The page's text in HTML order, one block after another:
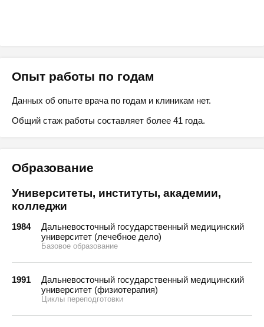
Опыт работы по годам
Данных об опыте врача по годам и клиникам нет.
Общий стаж работы составляет более 41 года.
Образование
Университеты, институты, академии,
колледжи
1984
Дальневосточный государственный медицинский
университет (лечебное дело)
Базовое образование
1991
Дальневосточный государственный медицинский
университет (физиотерапия)
Циклы переподготовки